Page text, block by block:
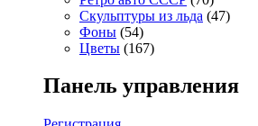
Скульптуры из льда (47)
Фоны (54)
Цветы (167)
Панель управления